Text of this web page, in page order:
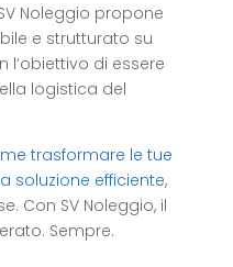
Noleggio propone
e strutturato su
l’obiettivo di essere
logistica del
trasformare le tue
soluzione efficiente,
Con SV Noleggio, il
Sempre.